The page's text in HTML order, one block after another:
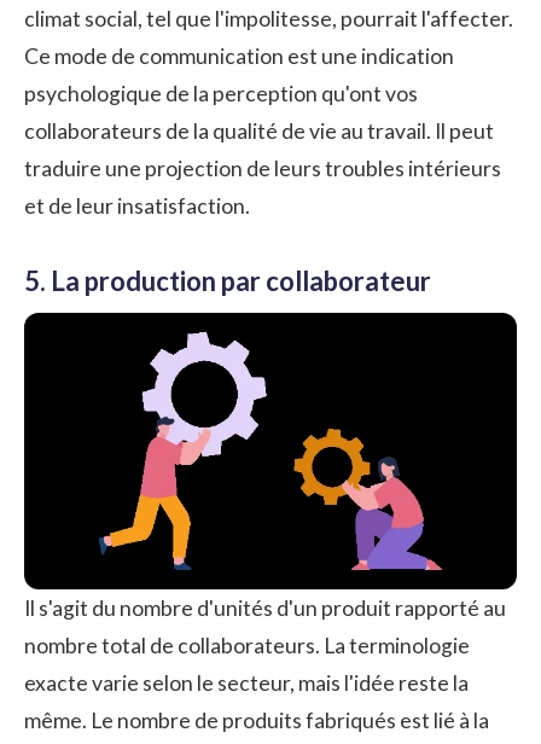
climat social, tel que l'impolitesse, pourrait l'affecter.
Ce mode de communication est une indication
psychologique de la perception qu'ont vos
collaborateurs de la qualité de vie au travail. Il peut
traduire une projection de leurs troubles intérieurs
et de leur insatisfaction.
5. La production par collaborateur
Il s'agit du nombre d'unités d'un produit rapporté au
nombre total de collaborateurs. La terminologie
exacte varie selon le secteur, mais l'idée reste la
même. Le nombre de produits fabriqués est lié à la